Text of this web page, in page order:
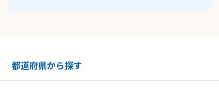
都道府県から探す